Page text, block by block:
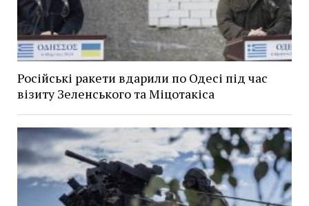
Російські ракети вдарили по Одесі під час
візиту Зеленського та Міцотакіса